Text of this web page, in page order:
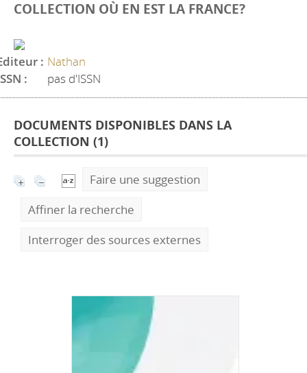
COLLECTION OÙ EN EST LA FRANCE?
: Nathan
:
pas d'ISSN
DOCUMENTS DISPONIBLES DANS LA
COLLECTION (1)
Faire une suggestion
Affiner la recherche
Interroger des sources externes